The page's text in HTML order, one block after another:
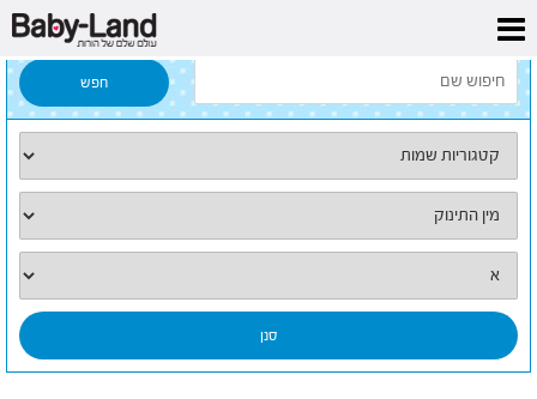
דף הבית